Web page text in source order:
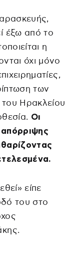
έξω από το
η
όχι μόνο
των
Ηρακλείου
Οι
είπε
του στο